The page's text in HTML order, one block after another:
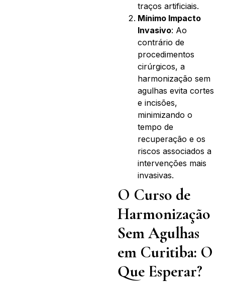
traços artificiais.
Mínimo Impacto
Invasivo: Ao
contrário de
procedimentos
cirúrgicos, a
harmonização sem
agulhas evita cortes
e incisões,
minimizando o
tempo de
recuperação e os
riscos associados a
intervenções mais
invasivas.
O Curso de
Harmonização
Sem Agulhas
em Curitiba: O
Que Esperar?